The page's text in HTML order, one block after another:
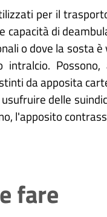
per il
capacità di
o dove la sosta
intralcio.
da apposita
delle
l'apposito
fare